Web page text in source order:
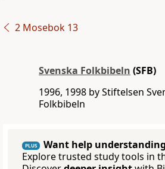
2 Mosebok 13
Svenska Folkbibeln (SFB)
1996, 1998 by Stiftelsen
Folkbibeln
PLUS
Want help
Explore trusted study tools in